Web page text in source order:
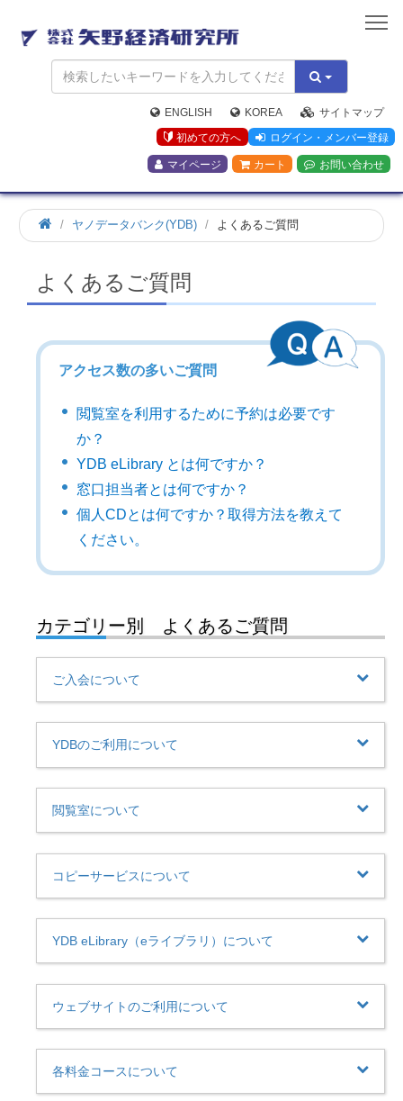
矢
野
経
済
研
究
所
ENGLISH KOREA
サイトマップ
初めての方へ
ログイン・メンバー登録
マイページ カート お問い合わせ
ヤノデータバンク(YDB) よくあるご質問
よくあるご質問
アクセス数の多いご質問
閲覧室を利用するために予約は必要です
か？
YDB eLibrary とは何ですか？
窓口担当者とは何ですか？
個人CDとは何ですか？取得方法を教えて
ください。
カテゴリー別 よくあるご質問
ご入会について
YDBのご利用について
閲覧室について
コピーサービスについて
YDB eLibrary（eライブラリ）について
ウェブサイトのご利用について
各料金コースについて